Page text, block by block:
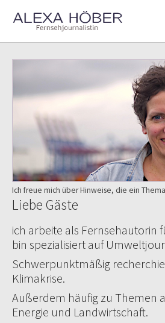
Ich freue mich über Hinweise, die ein
Liebe Gäste
ich arbeite als Fernsehautorin
bin spezialisiert auf
Schwerpunktmäßig
Klimakrise.
Außerdem häufig zu Themen
Energie und Landwirtschaft.